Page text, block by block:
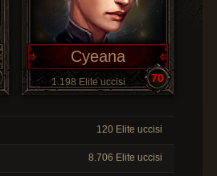
Cyeana
1.198 Elite uccisi 70
120 Elite uccisi
8.706 Elite uccisi